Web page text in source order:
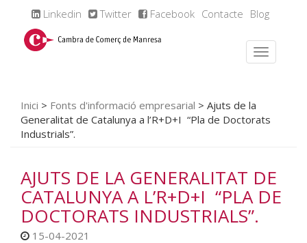
Linkedin Twitter Facebook Contacte Blog
Inici > Fonts d'informació empresarial > Ajuts de la
Generalitat de Catalunya a l’R+D+I “Pla de Doctorats
Industrials”.
AJUTS DE LA GENERALITAT DE
CATALUNYA A L’R+D+I “PLA DE
DOCTORATS INDUSTRIALS”.
15-04-2021